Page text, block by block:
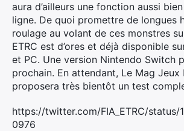
aura d’ailleurs une fonction aussi
ligne. De quoi promettre de longues
roulage au volant de ces monstres
ETRC est d’ores et déjà disponible
et PC. Une version Nintendo Switch
prochain. En attendant, Le Mag Jeux
proposera très bientôt un test
https://twitter.com/FIA_ETRC/status/
0976
Rechercher
: